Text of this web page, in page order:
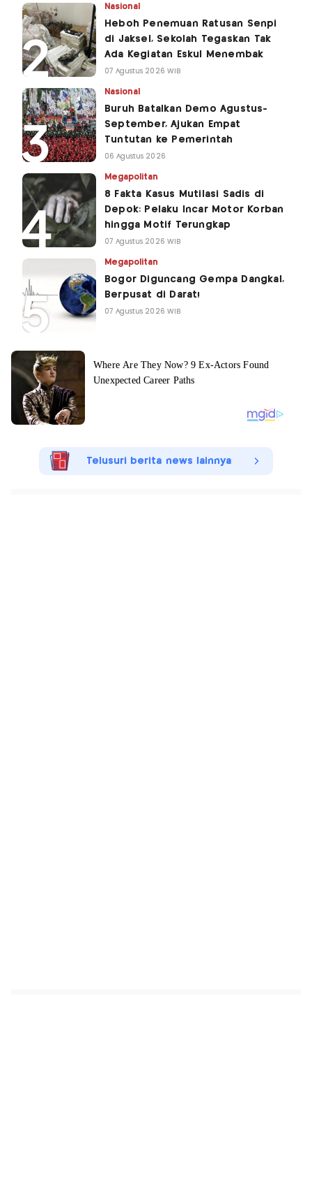
Nasional
Heboh Penemuan Ratusan Senpi
di Jaksel, Sekolah Tegaskan Tak
Ada Kegiatan Eskul Menembak
07 Agustus 2026 WIB
Nasional
Buruh Batalkan Demo Agustus-
September, Ajukan Empat
Tuntutan ke Pemerintah
06 Agustus 2026
Megapolitan
8 Fakta Kasus Mutilasi Sadis di
Depok: Pelaku Incar Motor Korban
hingga Motif Terungkap
07 Agustus 2026 WIB
Megapolitan
Bogor Diguncang Gempa Dangkal,
Berpusat di Darat!
07 Agustus 2026 WIB
Telusuri berita news lainnya